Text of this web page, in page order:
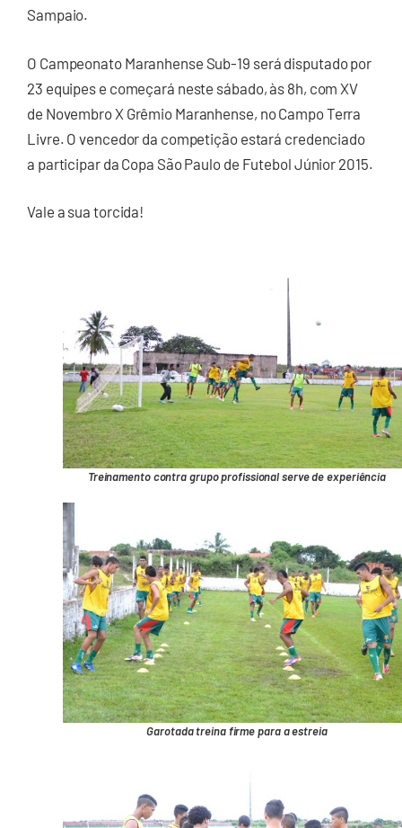
Sampaio.
O Campeonato Maranhense Sub-19 será disputado por
23 equipes e começará neste sábado, às 8h, com XV
de Novembro X Grêmio Maranhense, no Campo Terra
Livre. O vencedor da competição estará credenciado
a participar da Copa São Paulo de Futebol Júnior 2015.
Vale a sua torcida!
Treinamento contra grupo profissional serve de experiência
Garotada treina firme para a estreia